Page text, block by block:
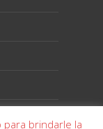
brindarle la